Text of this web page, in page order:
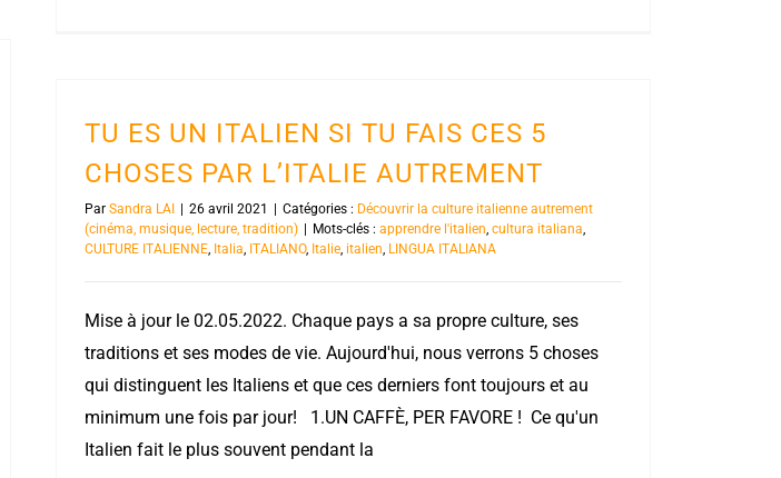
TU ES UN ITALIEN SI TU FAIS CES 5
CHOSES PAR L’ITALIE AUTREMENT
Par Sandra LAI 26 avril 2021 Catégories : Découvrir la culture italienne autrement
(cinéma, musique, lecture, tradition)
Mots-clés : apprendre l'italien, cultura italiana,
CULTURE ITALIENNE, Italia, ITALIANO, Italie, italien, LINGUA ITALIANA
Mise à jour le 02.05.2022. Chaque pays a sa propre culture, ses
traditions et ses modes de vie. Aujourd'hui, nous verrons 5 choses
qui distinguent les Italiens et que ces derniers font toujours et au
minimum une fois par jour! 1.UN CAFFÈ, PER FAVORE ! Ce qu'un
Italien fait le plus souvent pendant la